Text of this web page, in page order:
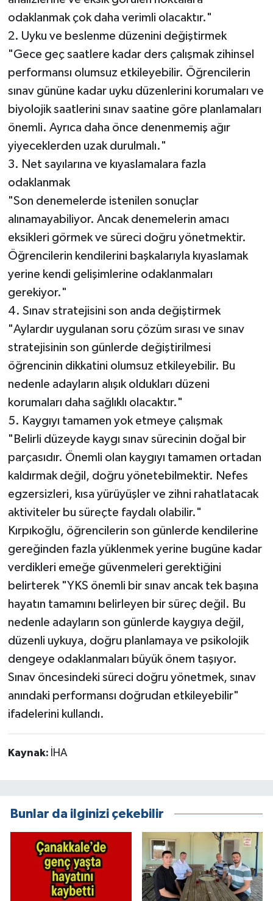
odaklanmak çok daha verimli olacaktır."
2. Uyku ve beslenme düzenini değiştirmek
"Gece geç saatlere kadar ders çalışmak zihinsel
performansı olumsuz etkileyebilir. Öğrencilerin
sınav gününe kadar uyku düzenlerini korumaları ve
biyolojik saatlerini sınav saatine göre planlamaları
önemli. Ayrıca daha önce denenmemiş ağır
yiyeceklerden uzak durulmalı."
3. Net sayılarına ve kıyaslamalara fazla
odaklanmak
"Son denemelerde istenilen sonuçlar
alınamayabiliyor. Ancak denemelerin amacı
eksikleri görmek ve süreci doğru yönetmektir.
Öğrencilerin kendilerini başkalarıyla kıyaslamak
yerine kendi gelişimlerine odaklanmaları
gerekiyor."
4. Sınav stratejisini son anda değiştirmek
"Aylardır uygulanan soru çözüm sırası ve sınav
stratejisinin son günlerde değiştirilmesi
öğrencinin dikkatini olumsuz etkileyebilir. Bu
nedenle adayların alışık oldukları düzeni
korumaları daha sağlıklı olacaktır."
5. Kaygıyı tamamen yok etmeye çalışmak
"Belirli düzeyde kaygı sınav sürecinin doğal bir
parçasıdır. Önemli olan kaygıyı tamamen ortadan
kaldırmak değil, doğru yönetebilmektir. Nefes
egzersizleri, kısa yürüyüşler ve zihni rahatlatacak
aktiviteler bu süreçte faydalı olabilir."
Kırpıkoğlu, öğrencilerin son günlerde kendilerine
gereğinden fazla yüklenmek yerine bugüne kadar
verdikleri emeğe güvenmeleri gerektiğini
belirterek "YKS önemli bir sınav ancak tek başına
hayatın tamamını belirleyen bir süreç değil. Bu
nedenle adayların son günlerde kaygıya değil,
düzenli uykuya, doğru planlamaya ve psikolojik
dengeye odaklanmaları büyük önem taşıyor.
Sınav öncesindeki süreci doğru yönetmek, sınav
anındaki performansı doğrudan etkileyebilir"
ifadelerini kullandı.
Kaynak: İHA
Bunlar da ilginizi çekebilir